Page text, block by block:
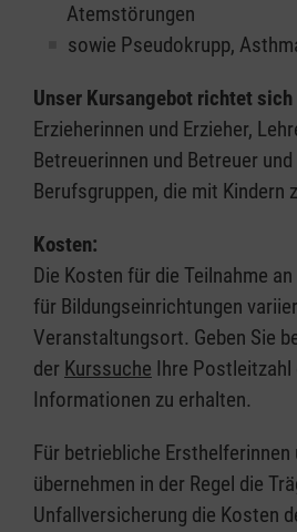
Atemstörungen
sowie Pseudokrupp,
Unser Kursangebot richtet sich
Erzieherinnen und Erzieher,
Betreuerinnen und Betreuer und
Berufsgruppen, die mit Kindern
Kosten:
Die Kosten für die Teilnahme
für Bildungseinrichtungen
Veranstaltungsort. Geben Sie
der Kurssuche Ihre Postleitzahl
Informationen zu erhalten.
Für betriebliche Ersthelferinnen
übernehmen in der Regel die
Unfallversicherung die Kosten